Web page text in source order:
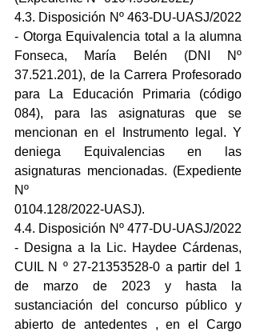
4.3. Disposición Nº 463-DU-UASJ/2022
- Otorga Equivalencia total a la alumna
Fonseca, María Belén (DNI Nº
37.521.201), de la Carrera Profesorado
para La Educación Primaria (código
084), para las asignaturas que se
mencionan en el Instrumento legal. Y
deniega Equivalencias en las
asignaturas mencionadas. (Expediente
Nº
0104.128/2022-UASJ).
4.4. Disposición Nº 477-DU-UASJ/2022
- Designa a la Lic. Haydee Cárdenas,
CUIL N º 27-21353528-0 a partir del 1
de marzo de 2023 y hasta la
sustanciación del concurso público y
abierto de antedentes , en el Cargo